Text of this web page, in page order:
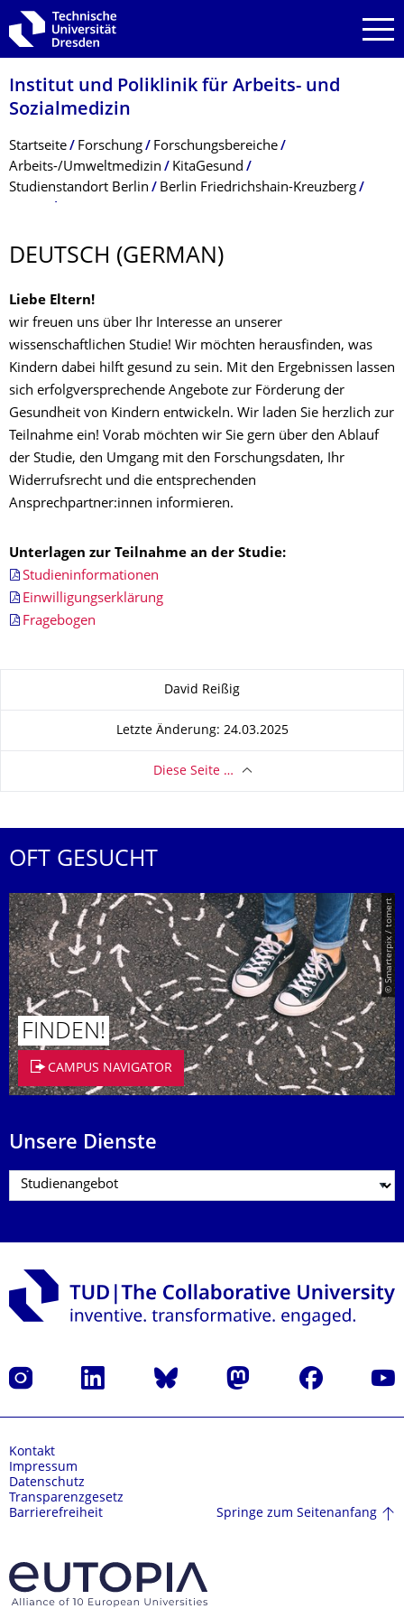
Zur Hauptnavigation springen
Zur Suche springen
Zum Inhalt springen
Institut und Poliklinik für Arbeits- und
Sozialmedizin
Breadcrumb-Menü
Startseite Forschung
Forschungsbereiche
Arbeits-/Umweltmedizin
KitaGesund
Studienstandort Berlin
Berlin Friedrichshain-Kreuzberg
DEUTSCH (GERMAN)
Liebe Eltern!
wir freuen uns über Ihr Interesse an unserer
wissenschaftlichen Studie! Wir möchten herausfinden, was
Kindern dabei hilft gesund zu sein. Mit den Ergebnissen lassen
sich erfolgversprechende Angebote zur Förderung der
Gesundheit von Kindern entwickeln. Wir laden Sie herzlich zur
Teilnahme ein! Vorab möchten wir Sie gern über den Ablauf
der Studie, den Umgang mit den Forschungsdaten, Ihr
Widerrufsrecht und die entsprechenden
Ansprechpartner:innen informieren.
Unterlagen zur Teilnahme an der Studie:
Studieninformationen
Einwilligungserklärung
Fragebogen
David Reißig
Letzte Änderung: 24.03.2025
Diese Seite …
OFT GESUCHT
© Smarterpix / tomert
FINDEN!
CAMPUS NAVIGATOR
Unsere Dienste
Instagram LinkedIn Bluesky Mastodon Facebook
Kontakt
Impressum
Datenschutz
Transparenzgesetz
Barrierefreiheit
Springe zum Seitenanfang